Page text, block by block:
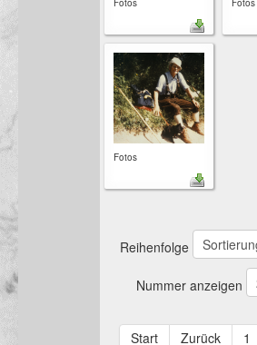
Fotos Fotos
Fotos
Reihenfolge
Nummer anzeigen
Start Zurück 1